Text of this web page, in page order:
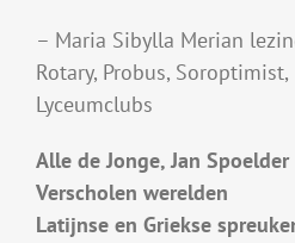
– Maria Sibylla Merian
Rotary, Probus, Soroptimist,
Lyceumclubs
Alle de Jonge, Jan Spoelder
Verscholen werelden
Latijnse en Griekse